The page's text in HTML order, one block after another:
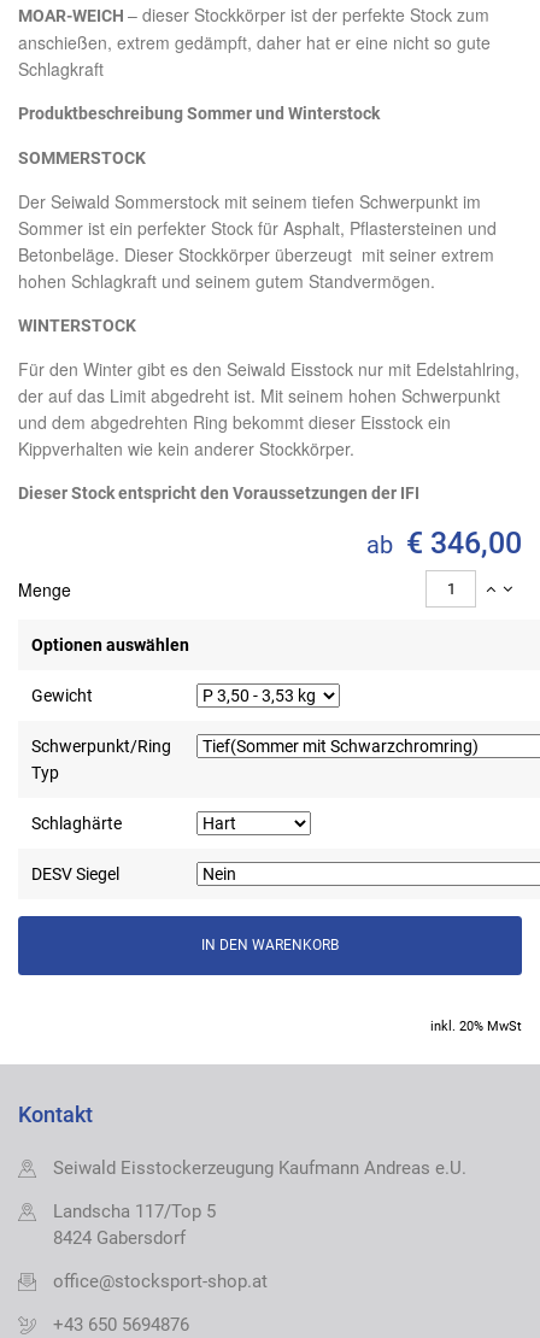
MOAR-WEICH – dieser Stockkörper ist der perfekte Stock zum
anschießen, extrem gedämpft, daher hat er eine nicht so gute
Schlagkraft
Produktbeschreibung Sommer und Winterstock
SOMMERSTOCK
Der Seiwald Sommerstock mit seinem tiefen Schwerpunkt im
Sommer ist ein perfekter Stock für Asphalt, Pflastersteinen und
Betonbeläge. Dieser Stockkörper überzeugt mit seiner extrem
hohen Schlagkraft und seinem gutem Standvermögen.
WINTERSTOCK
Für den Winter gibt es den Seiwald Eisstock nur mit Edelstahlring,
der auf das Limit abgedreht ist. Mit seinem hohen Schwerpunkt
und dem abgedrehten Ring bekommt dieser Eisstock ein
Kippverhalten wie kein anderer Stockkörper.
Dieser Stock entspricht den Voraussetzungen der IFI
ab € 346,00
Menge
Optionen auswählen
Gewicht
Schwerpunkt/Ring
Typ
Schlaghärte
DESV Siegel
inkl. 20% MwSt
Kontakt
Seiwald Eisstockerzeugung Kaufmann Andreas e.U.
Landscha 117/Top 5
8424 Gabersdorf
office@stocksport-shop.at
+43 650 5694876